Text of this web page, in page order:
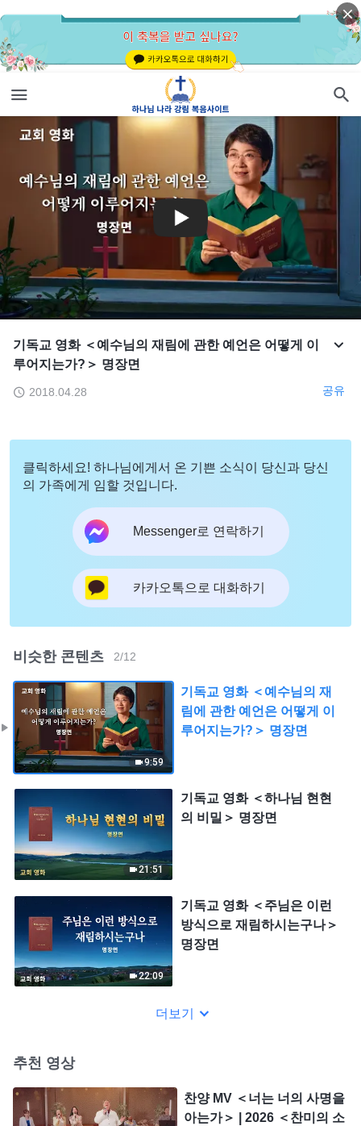
기독교 영화 ＜예수님의 재림에 관한 예언은 어떻게 이
루어지는가?＞ 명장면
2018.04.28 공유
클릭하세요! 하나님에게서 온 기쁜 소식이 당신과 당신
의 가족에게 임할 것입니다.
Messenger로 연락하기
카카오톡으로 대화하기
비슷한 콘텐츠 2/12
9:59
기독교 영화 ＜예수님의 재
림에 관한 예언은 어떻게 이
루어지는가?＞ 명장면
21:51
기독교 영화 ＜하나님 현현
의 비밀＞ 명장면
22:09
기독교 영화 ＜주님은 이런
방식으로 재림하시는구나＞
명장면
더보기
추천 영상
찬양 MV ＜너는 너의 사명을
아는가＞ | 2026 ＜찬미의 소